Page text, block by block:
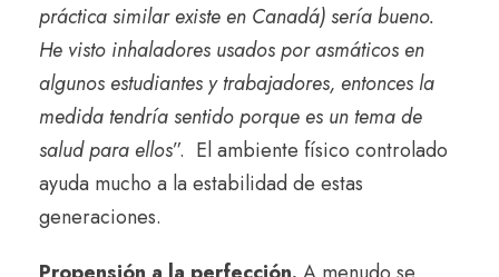
práctica similar existe en Canadá) sería bueno.
He visto inhaladores usados ​​por asmáticos en
algunos estudiantes y trabajadores, entonces la
medida tendría sentido porque es un tema de
salud para ellos”. El ambiente físico controlado
ayuda mucho a la estabilidad de estas
generaciones.